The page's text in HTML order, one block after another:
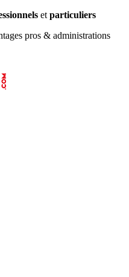
et particuliers
pros & administrations